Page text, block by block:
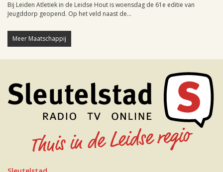
Bij Leiden Atletiek in de Leidse Hout is woensdag de 61e editie van
Jeugddorp geopend. Op het veld naast de...
Meer Maatschappij